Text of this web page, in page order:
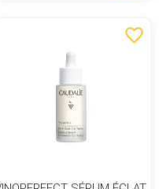
favorite_border